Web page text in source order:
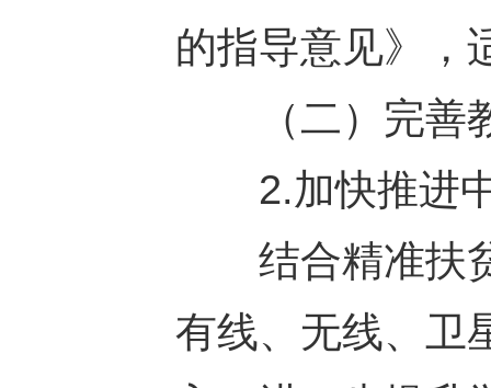
的指导意见》，
（二）完善教
2.加快推进中
结合精准扶贫
有线、无线、卫